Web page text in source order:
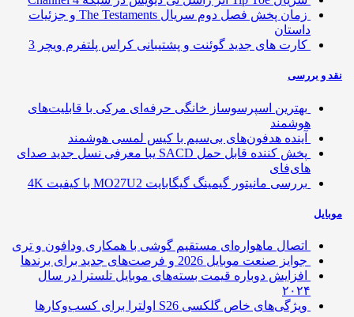
زمان پخش فصل دوم سریال The Testaments و جزئیات
داستان
کارت های جدید گوئنت و پشتیبانی کراس پلتفرم ویچر 3
و بررسی
بهترین اسپرسوساز خانگی حرفه‌ای مرکی با قابلیت‌های
هوشمند
آینده هدفون‌های بی‌سیم با کیس لمسی هوشمند
پخش کننده قابل حمل SACD یبا معرفی نسل جدید صدای
های‌فای
بررسی مانیتور گیمینگ گیگابایت MO27U2 با کیفیت 4K
اتصال ماهواره‌ای مستقیم گوشی‌ با همکاری ودافون و تری
جوایز صنعت موبایل 2026 و فرصت‌های جدید برای برندها
افزایش دوباره قیمت بسته‌های موبایل تلسترا در سال
۲۰۲۴
ویژگی‌های خاص گلکسی S26 اولترا برای کسب‌وکارها